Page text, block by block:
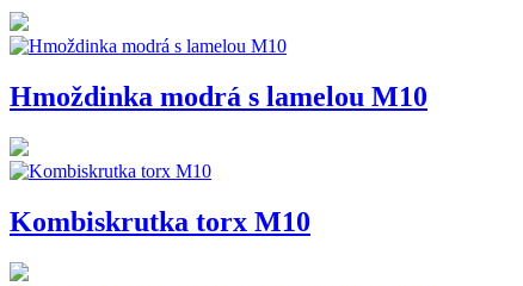
Hmoždinka modrá s lamelou M10
Kombiskrutka torx M10